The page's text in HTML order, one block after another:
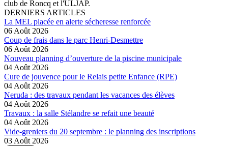
club de Roncq et l'ULJAP.
DERNIERS ARTICLES
La MEL placée en alerte sécheresse renforcée
06 Août 2026
Coup de frais dans le parc Henri-Desmettre
06 Août 2026
Nouveau planning d’ouverture de la piscine municipale
04 Août 2026
Cure de jouvence pour le Relais petite Enfance (RPE)
04 Août 2026
Neruda : des travaux pendant les vacances des élèves
04 Août 2026
Travaux : la salle Stélandre se refait une beauté
04 Août 2026
Vide-greniers du 20 septembre : le planning des inscriptions
03 Août 2026